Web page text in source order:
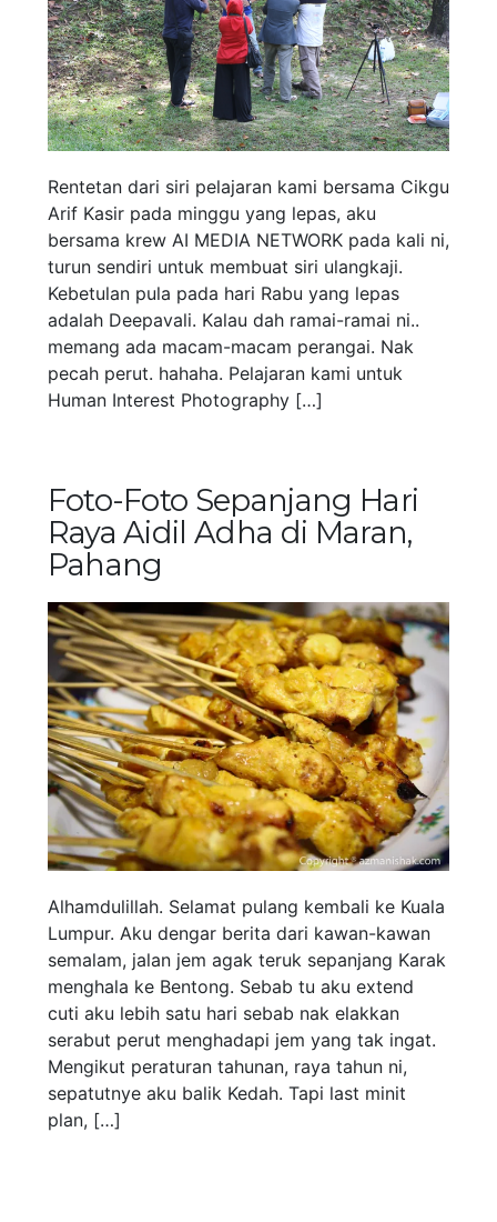
Rentetan dari siri pelajaran kami bersama Cikgu
Arif Kasir pada minggu yang lepas, aku
bersama krew AI MEDIA NETWORK pada kali ni,
turun sendiri untuk membuat siri ulangkaji.
Kebetulan pula pada hari Rabu yang lepas
adalah Deepavali. Kalau dah ramai-ramai ni..
memang ada macam-macam perangai. Nak
pecah perut. hahaha. Pelajaran kami untuk
Human Interest Photography […]
Foto-Foto Sepanjang Hari
Raya Aidil Adha di Maran,
Pahang
Alhamdulillah. Selamat pulang kembali ke Kuala
Lumpur. Aku dengar berita dari kawan-kawan
semalam, jalan jem agak teruk sepanjang Karak
menghala ke Bentong. Sebab tu aku extend
cuti aku lebih satu hari sebab nak elakkan
serabut perut menghadapi jem yang tak ingat.
Mengikut peraturan tahunan, raya tahun ni,
sepatutnye aku balik Kedah. Tapi last minit
plan, […]